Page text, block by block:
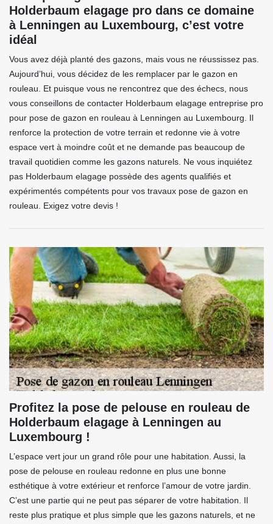
Holderbaum elagage pro dans ce domaine
à Lenningen au Luxembourg, c’est votre
idéal
Vous avez déjà planté des gazons, mais vous ne réussissez pas.
Aujourd’hui, vous décidez de les remplacer par le gazon en
rouleau. Et puisque vous ne rencontrez que des échecs, nous
vous conseillons de contacter Holderbaum elagage entreprise pro
pour pose de gazon en rouleau à Lenningen au Luxembourg. Il
renforce la protection de votre terrain et redonne vie à votre
espace vert à moindre coût et ne demande pas beaucoup de
travail quotidien comme les gazons naturels. Ne vous inquiétez
pas Holderbaum elagage possède des agents qualifiés et
expérimentés compétents pour vos travaux pose de gazon en
rouleau. Exigez votre devis !
Profitez la pose de pelouse en rouleau de
Holderbaum elagage à Lenningen au
Luxembourg !
L’espace vert jour un grand rôle pour une habitation. Aussi, la
pose de pelouse en rouleau redonne en plus une bonne
esthétique à votre extérieur et renforce l’amour de votre jardin.
C’est une partie qui ne peut pas séparer de votre habitation. Il
reste plus pratique et plus simple que les gazons naturels, et ne